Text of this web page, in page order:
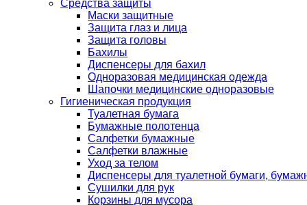
Средства защиты
Маски защитные
Защита глаз и лица
Защита головы
Бахилы
Диспенсеры для бахил
Одноразовая медицинская одежда
Шапочки медицинские одноразовые
Гигиеническая продукция
Туалетная бумага
Бумажные полотенца
Салфетки бумажные
Салфетки влажные
Уход за телом
Диспенсеры для туалетной бумаги,
Сушилки для рук
Корзины для мусора